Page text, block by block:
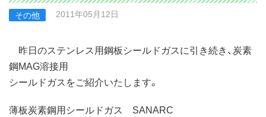
その他 2011年05月12日
昨日のステンレス用鋼板シールドガスに引き続き、炭素
鋼MAG溶接用
シールドガスをご紹介いたします。
薄板炭素鋼用シールドガス SANARC